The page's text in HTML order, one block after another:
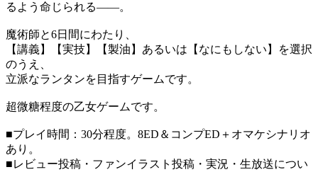
るよう命じられる――。
魔術師と6日間にわたり、
【講義】【実技】【製油】あるいは【なにもしない】を選択
のうえ、
立派なランタンを目指すゲームです。
超微糖程度の乙女ゲームです。
■プレイ時間：30分程度。8ED＆コンプED＋オマケシナリオ
あり。
■レビュー投稿・ファンイラスト投稿・実況・生放送につい